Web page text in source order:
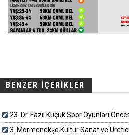
BENZER İÇERİKLER
23. Dr. Fazıl Küçük Spor Oyunları
3. Mormenekşe Kültür Sanat ve